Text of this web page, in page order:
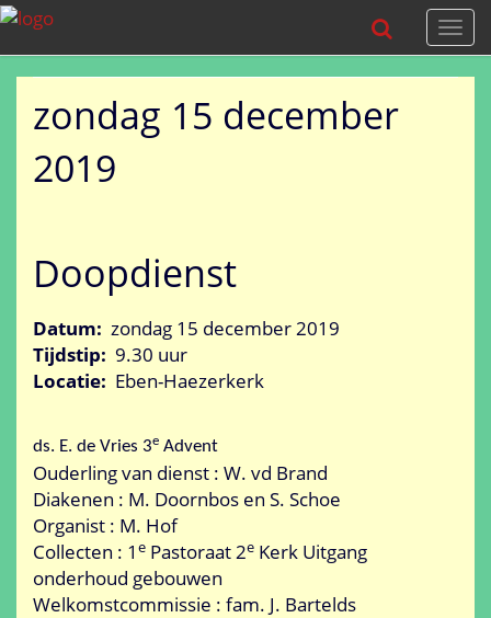
zondag 15 december
2019
Doopdienst
Datum: zondag 15 december 2019
Tijdstip: 9.30 uur
Locatie: Eben-Haezerkerk
ds. E. de Vries 3e Advent
Ouderling van dienst : W. vd Brand
Diakenen : M. Doornbos en S. Schoe
Organist : M. Hof
Collecten : 1 e Pastoraat 2e Kerk Uitgang
onderhoud gebouwen
Welkomstcommissie : fam. J. Bartelds